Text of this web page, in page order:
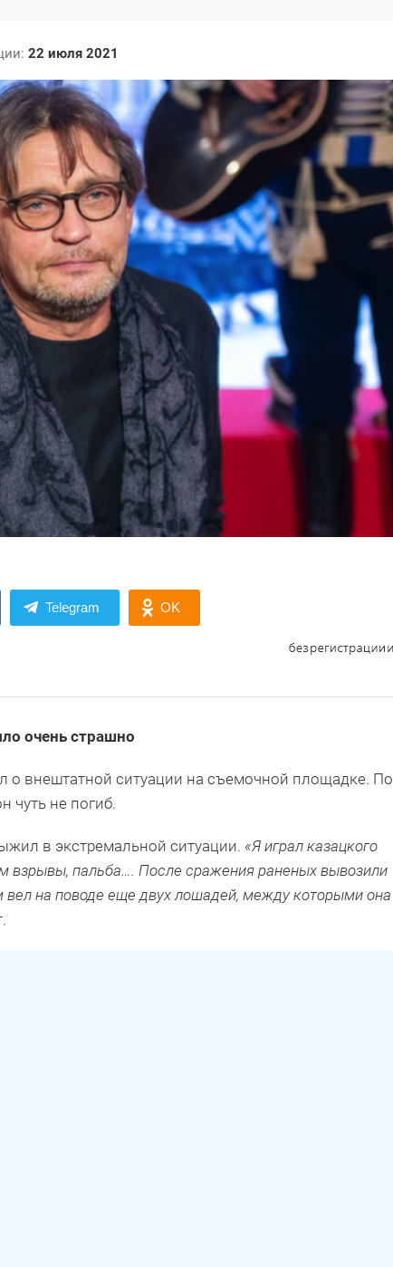
22 июля 2021
Telegram OK
очень страшно
о внештатной ситуации на съемочной площадке. По
чуть не погиб.
в экстремальной ситуации. «Я играл казацкого
взрывы, пальба…. После сражения раненых вывозили
вел на поводе еще двух лошадей, между которыми она